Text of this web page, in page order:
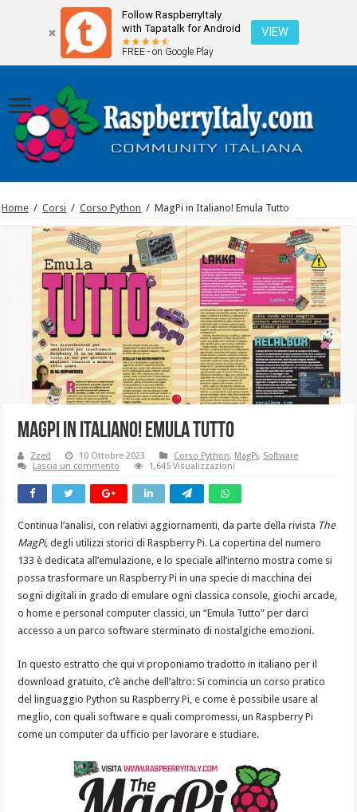
Follow RaspberryItaly
with Tapatalk for Android
FREE - on Google Play
VIEW
Home / Corsi / Corso Python / MagPi in Italiano! Emula Tutto
MagPi in Italiano! Emula Tutto
Zzed 10 Ottobre 2023 Corso Python, MagPi, Software
Lascia un commento
1,645 Visualizzazioni
Continua l’analisi, con relativi aggiornamenti, da parte della rivista The
MagPi, degli utilizzi storici di Raspberry Pi. La copertina del numero
133 è dedicata all’emulazione, e lo speciale all’interno mostra come si
possa trasformare un Raspberry Pi in una specie di macchina dei
sogni digitali in grado di emulare ogni classica console, giochi arcade,
o home e personal computer classici, un “Emula Tutto” per darci
accesso a un parco software sterminato di nostalgiche emozioni.
In questo estratto che qui vi proponiamo tradotto in italiano per il
download gratuito, c’è anche dell’altro: Si comincia un corso pratico
del linguaggio Python su Raspberry Pi, e come è possibile usare al
meglio, con quali software e quali compromessi, un Raspberry Pi
come un computer da ufficio per lavorare e studiare.